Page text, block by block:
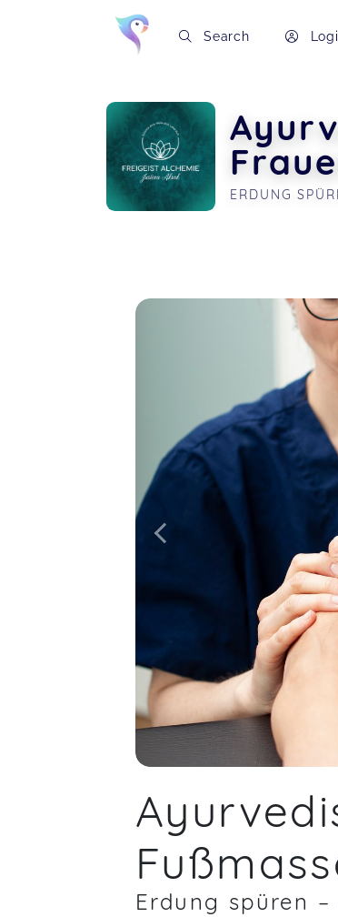
Search
ERDUNG
Erdung spüren